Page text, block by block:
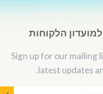
הלקוחות
Sign up for our mailing
latest updates